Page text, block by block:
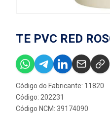
TE PVC RED
Código do Fabricante: 11820
Código: 202231
Código NCM: 39174090